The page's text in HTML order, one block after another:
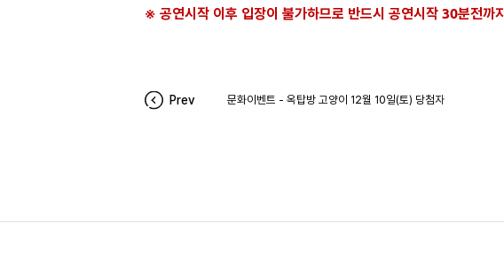
※ 공연시작 이후 입장이 불가하므로 반드시 공연시작 30분전까
Prev 문화이벤트 - 옥탑방 고양이 12월 10일(토) 당첨자